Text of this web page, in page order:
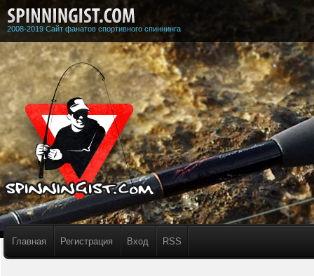
2008-2019 Сайт фанатов спортивного спиннинга
Главная Регистрация Вход RSS